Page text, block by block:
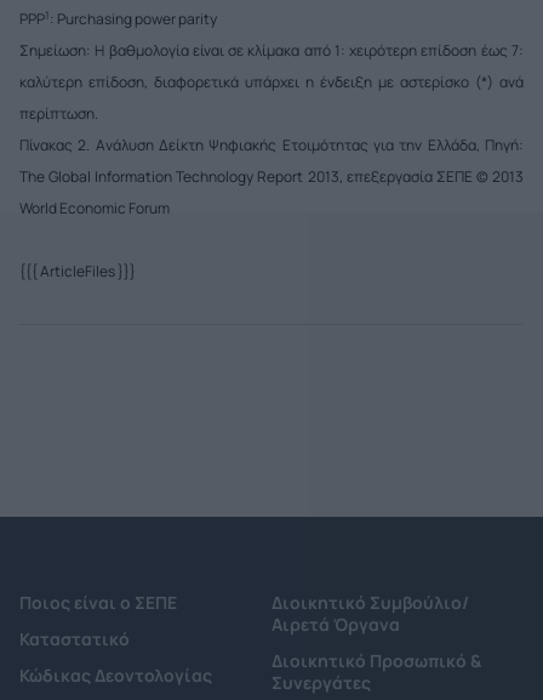
PPP1: Purchasing power parity
Σημείωση: Η βαθμολογία είναι σε κλίμακα από 1: χειρότερη επίδοση έως 7:
καλύτερη επίδοση, διαφορετικά υπάρχει η ένδειξη με αστερίσκο (*) ανά
περίπτωση.
Πίνακας 2. Ανάλυση Δείκτη Ψηφιακής Ετοιμότητας για την Ελλάδα, Πηγή:
The Global Information Technology Report 2013, επεξεργασία ΣΕΠΕ © 2013
World Economic Forum
{{{ ArticleFiles }}}
Ποιος είναι ο ΣΕΠΕ
Καταστατικό
Κώδικας Δεοντολογίας
Διοικητικό Συμβούλιο/
Αιρετά Όργανα
Διοικητικό Προσωπικό &
Συνεργάτες